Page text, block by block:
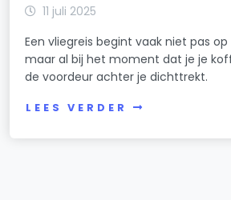
11 juli 2025
Een vliegreis begint vaak niet pas
maar al bij het moment dat je je
de voordeur achter je dichttrekt.
LEES VERDER